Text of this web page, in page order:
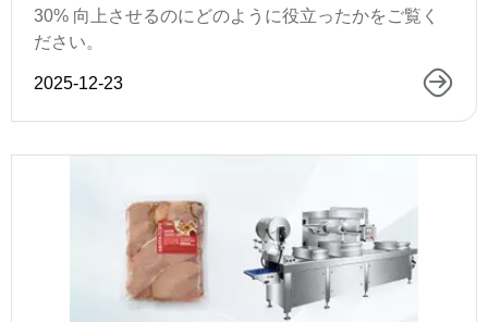
30% 向上させるのにどのように役立ったかをご覧く
ださい。
2025-12-23